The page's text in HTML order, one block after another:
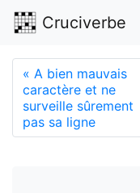
Cruciverbe
« A bien mauvais
caractère et ne
surveille sûrement
pas sa ligne